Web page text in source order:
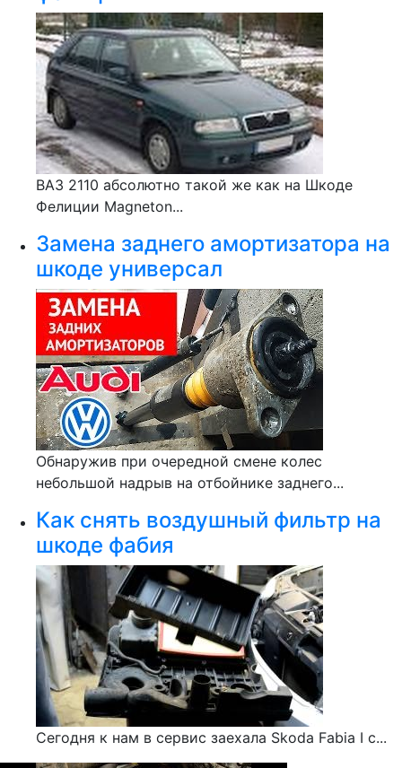
ВАЗ 2110 абсолютно такой же как на Шкоде
Фелиции Magneton...
Замена заднего амортизатора на
шкоде универсал
Обнаружив при очередной смене колес
небольшой надрыв на отбойнике заднего...
Как снять воздушный фильтр на
шкоде фабия
Сегодня к нам в сервис заехала Skoda Fabia I с...